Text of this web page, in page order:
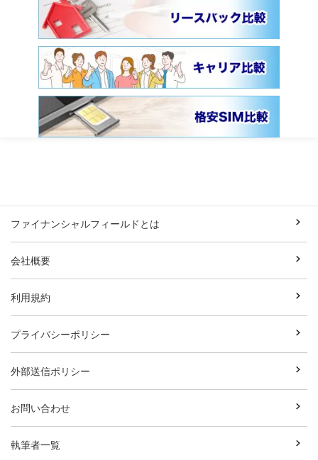
ファイナンシャルフィールドとは
会社概要
利用規約
プライバシーポリシー
外部送信ポリシー
お問い合わせ
執筆者一覧